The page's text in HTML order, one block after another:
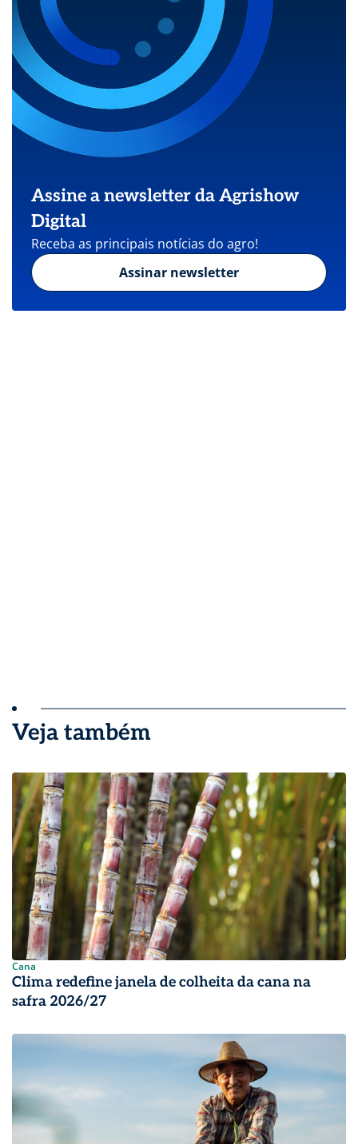
Assine a newsletter da Agrishow
Digital
Receba as principais notícias do agro!
Assinar newsletter
Veja também
Cana
Clima redefine janela de colheita da cana na
safra 2026/27